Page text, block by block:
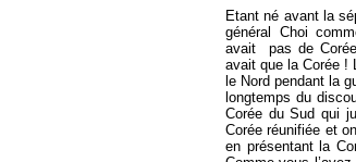
Etant né avant la
général Choi
avait pas de
avait que la Corée !
le Nord pendant la
longtemps du
Corée du Sud qui
Corée réunifiée et
en présentant la